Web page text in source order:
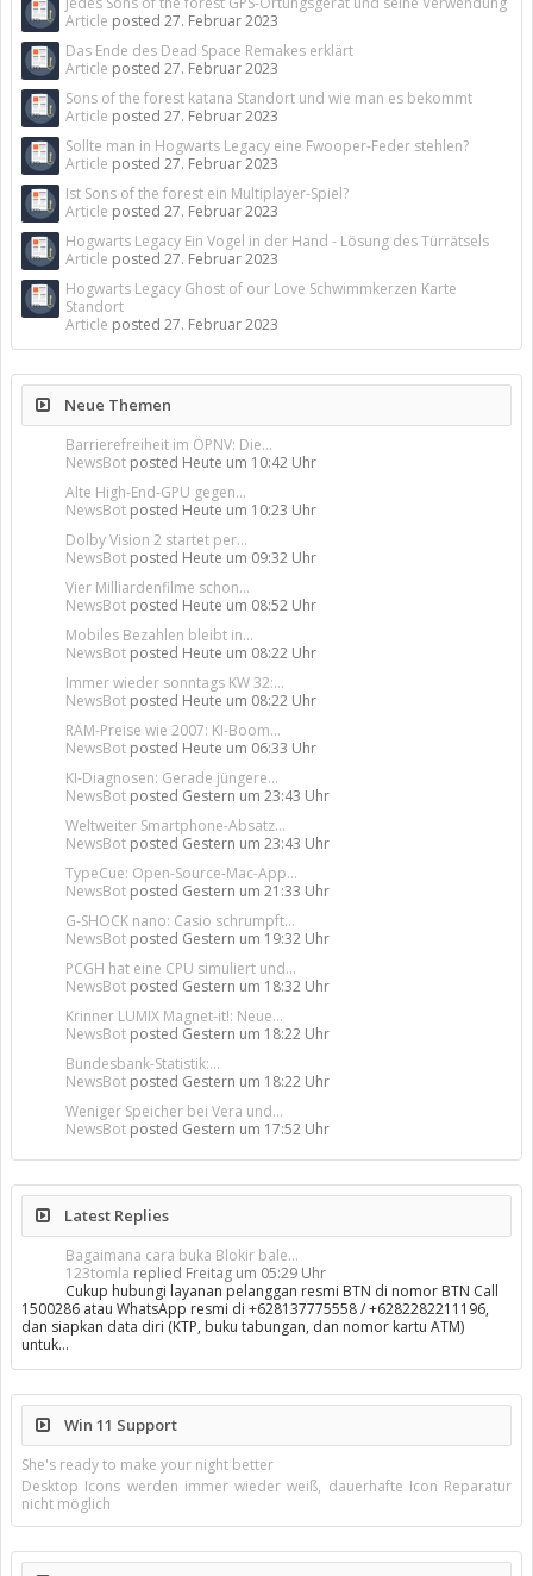
Article posted 27. Februar 2023
Das Ende des Dead Space Remakes erklärt
Article posted 27. Februar 2023
Sons of the forest katana Standort und wie man es bekommt
Article posted 27. Februar 2023
Sollte man in Hogwarts Legacy eine Fwooper-Feder stehlen?
Article posted 27. Februar 2023
Ist Sons of the forest ein Multiplayer-Spiel?
Article posted 27. Februar 2023
Hogwarts Legacy Ein Vogel in der Hand - Lösung des Türrätsels
Article posted 27. Februar 2023
Hogwarts Legacy Ghost of our Love Schwimmkerzen Karte
Standort
Article posted 27. Februar 2023
Neue Themen
Barrierefreiheit im ÖPNV: Die...
NewsBot posted Heute um 10:42 Uhr
Alte High-End-GPU gegen...
NewsBot posted Heute um 10:23 Uhr
Dolby Vision 2 startet per...
NewsBot posted Heute um 09:32 Uhr
Vier Milliardenfilme schon...
NewsBot posted Heute um 08:52 Uhr
Mobiles Bezahlen bleibt in...
NewsBot posted Heute um 08:22 Uhr
Immer wieder sonntags KW 32:...
NewsBot posted Heute um 08:22 Uhr
RAM-Preise wie 2007: KI-Boom...
NewsBot posted Heute um 06:33 Uhr
KI-Diagnosen: Gerade jüngere...
NewsBot posted Gestern um 23:43 Uhr
Weltweiter Smartphone-Absatz...
NewsBot posted Gestern um 23:43 Uhr
TypeCue: Open-Source-Mac-App...
NewsBot posted Gestern um 21:33 Uhr
G-SHOCK nano: Casio schrumpft...
NewsBot posted Gestern um 19:32 Uhr
PCGH hat eine CPU simuliert und...
NewsBot posted Gestern um 18:32 Uhr
Krinner LUMIX Magnet-it!: Neue...
NewsBot posted Gestern um 18:22 Uhr
Bundesbank-Statistik:...
NewsBot posted Gestern um 18:22 Uhr
Weniger Speicher bei Vera und...
NewsBot posted Gestern um 17:52 Uhr
Latest Replies
Bagaimana cara buka Blokir bale...
123tomla replied Freitag um 05:29 Uhr
Cukup hubungi layanan pelanggan resmi BTN di nomor BTN Call
1500286 atau WhatsApp resmi di +628137775558 / +6282282211196,
dan siapkan data diri (KTP, buku tabungan, dan nomor kartu ATM)
untuk…
Win 11 Support
She's ready to make your night better
Desktop Icons werden immer wieder weiß, dauerhafte Icon Reparatur
nicht möglich